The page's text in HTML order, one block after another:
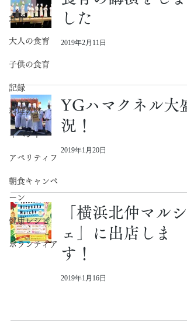
食育
大人の食育
子供の食育
記録
料理教室
イベント
アペリティフ
朝食キャンペ
ーン
健康レシピ
ボランティア
した
2019年2月11日
YGハマクネル大盛
況！
2019年1月20日
「横浜北仲マルシ
ェ」に出店しま
す！
2019年1月16日